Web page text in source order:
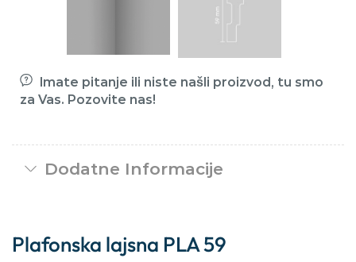
Imate pitanje ili niste našli proizvod, tu smo
za Vas. Pozovite nas!
Dodatne Informacije
Plafonska lajsna PLA 59